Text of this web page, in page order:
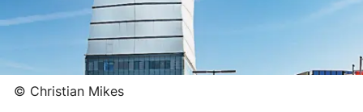
© Christian Mikes